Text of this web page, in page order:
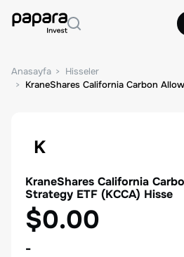
Anasayfa
Hisseler
KraneShares California Carbon
K
KraneShares California
Strategy ETF (KCCA) Hisse
$0.00
-